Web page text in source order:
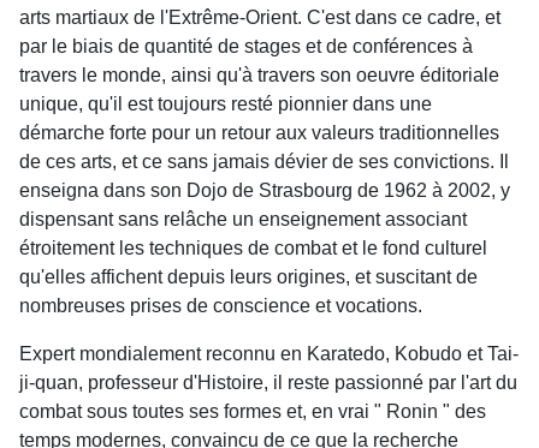
arts martiaux de l'Extrême-Orient. C'est dans ce cadre, et
par le biais de quantité de stages et de conférences à
travers le monde, ainsi qu'à travers son oeuvre éditoriale
unique, qu'il est toujours resté pionnier dans une
démarche forte pour un retour aux valeurs traditionnelles
de ces arts, et ce sans jamais dévier de ses convictions. Il
enseigna dans son Dojo de Strasbourg de 1962 à 2002, y
dispensant sans relâche un enseignement associant
étroitement les techniques de combat et le fond culturel
qu'elles affichent depuis leurs origines, et suscitant de
nombreuses prises de conscience et vocations.
Expert mondialement reconnu en Karatedo, Kobudo et Tai-
ji-quan, professeur d'Histoire, il reste passionné par l'art du
combat sous toutes ses formes et, en vrai " Ronin " des
temps modernes, convaincu de ce que la recherche